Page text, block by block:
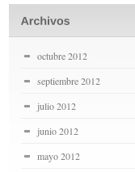
octubre 2012
septiembre 2012
julio 2012
junio 2012
mayo 2012